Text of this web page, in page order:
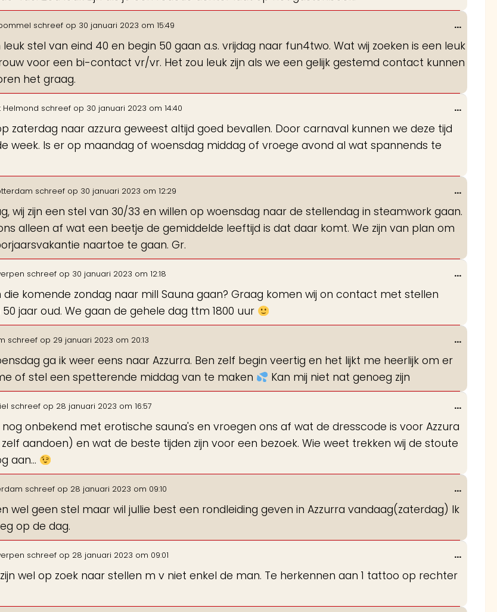
schreef op 30 januari 2023 om 15:49
leuk stel van eind 40 en begin 50 gaan a.s. vrijdag naar fun4two. Wat wij zoeken is een leuk
voor een bi-contact vr/vr. Het zou leuk zijn als we een gelijk gestemd contact kunnen
het graag.
...Wissel
deze
Helmond schreef op 30 januari 2023 om 14:40
zaterdag naar azzura geweest altijd goed bevallen. Door carnaval kunnen we deze tijd
week. Is er op maandag of woensdag middag of vroege avond al wat spannends te
...Wissel
schreef op 30 januari 2023 om 12:29
wij zijn een stel van 30/33 en willen op woensdag naar de stellendag in steamwork gaan.
alleen af wat een beetje de gemiddelde leeftijd is dat daar komt. We zijn van plan om
naartoe te gaan. Gr.
...Wissel
schreef op 30 januari 2023 om 12:18
die komende zondag naar mill Sauna gaan? Graag komen wij on contact met stellen
jaar oud. We gaan de gehele dag ttm 1800 uur
...Wissel
schreef op 29 januari 2023 om 20:13
ga ik weer eens naar Azzurra. Ben zelf begin veertig en het lijkt me heerlijk om er
of stel een spetterende middag van te maken
Kan mij niet nat genoeg zijn
...Wissel
schreef op 28 januari 2023 om 16:57
nog onbekend met erotische sauna's en vroegen ons af wat de dresscode is voor Azzura
aandoen) en wat de beste tijden zijn voor een bezoek. Wie weet trekken wij de stoute
aan...
...Wissel
schreef op 28 januari 2023 om 09:10
wel geen stel maar wil jullie best een rondleiding geven in Azzurra vandaag(zaterdag) Ik
op de dag.
...Wissel
schreef op 28 januari 2023 om 09:01
wel op zoek naar stellen m v niet enkel de man. Te herkennen aan 1 tattoo op rechter
...Wissel